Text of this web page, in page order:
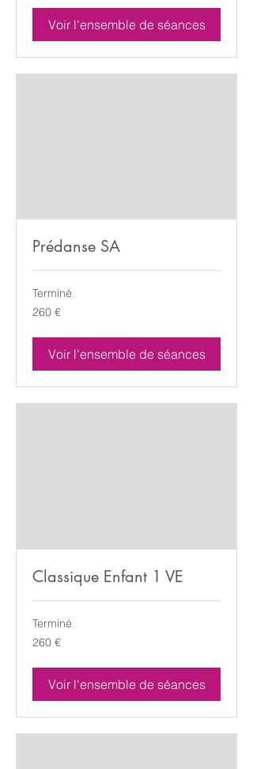
Voir l'ensemble de séances
Prédanse SA
Terminé
260
euros
260 €
Voir l'ensemble de séances
Classique Enfant 1 VE
Terminé
260
euros
260 €
Voir l'ensemble de séances